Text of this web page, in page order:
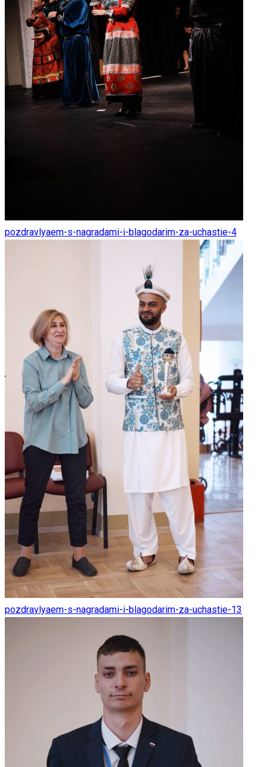
pozdravlyaem-s-nagradami-i-blagodarim-za-uchastie-4
pozdravlyaem-s-nagradami-i-blagodarim-za-uchastie-13